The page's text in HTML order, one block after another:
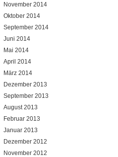
November 2014
Oktober 2014
September 2014
Juni 2014
Mai 2014
April 2014
März 2014
Dezember 2013
September 2013
August 2013
Februar 2013
Januar 2013
Dezember 2012
November 2012